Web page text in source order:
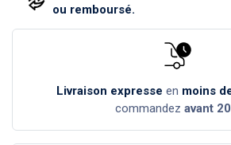
ou remboursé.
Livraison expresse en moins
commandez avant